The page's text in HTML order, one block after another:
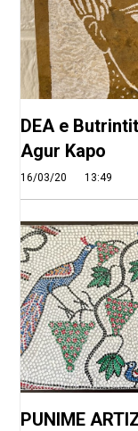
DEA e
Agur Kapo
16/03/20 13:49
PUNIME